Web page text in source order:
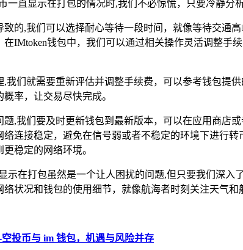
一直显示在打包的情况时,我们不必惊慌，只要冷静分
致的,我们可以选择耐心等待一段时间，就像等待交通
IMtoken钱包中，我们可以通过相关操作灵活调整
,我们就需要重新评估并调整手续费，可以参考钱包提
率，让交易尽快完成。
题,我们要及时更新钱包到最新版本，可以在应用商店
连接稳定，避免在信号弱或者不稳定的环境下进行
稳定的网络环境。
示在打包虽然是一个让人困扰的问题,但只要我们深
状况和钱包的使用细节，就像航海者时刻关注天气
投币与 im 钱包，机遇与风险并存